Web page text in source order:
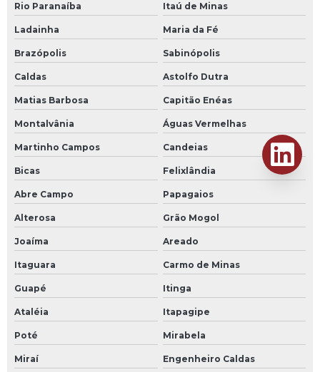
Rio Paranaíba Itaú de Minas
Ladainha Maria da Fé
Brazópolis Sabinópolis
Caldas Astolfo Dutra
Matias Barbosa Capitão Enéas
Montalvânia Águas Vermelhas
Martinho Campos Candeias
Bicas Felixlândia
Abre Campo Papagaios
Alterosa Grão Mogol
Joaíma Areado
Itaguara Carmo de Minas
Guapé Itinga
Ataléia Itapagipe
Poté Mirabela
Miraí Engenheiro Caldas